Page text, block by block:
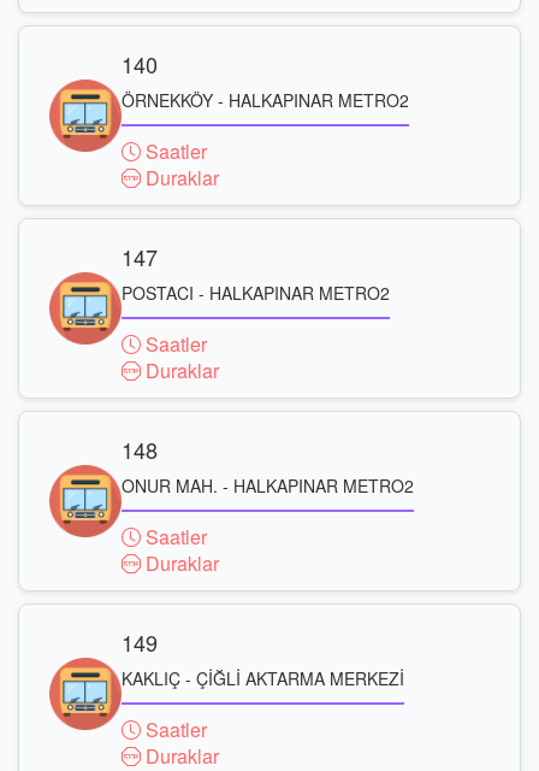
140
ÖRNEKKÖY - HALKAPINAR METRO2
Saatler
Duraklar
147
POSTACI - HALKAPINAR METRO2
Saatler
Duraklar
148
ONUR MAH. - HALKAPINAR METRO2
Saatler
Duraklar
149
KAKLIÇ - ÇİĞLİ AKTARMA MERKEZİ
Saatler
Duraklar